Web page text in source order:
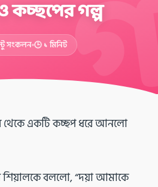
কচ্ছপের গল্প
সংকলন 🕒 ১ মিনিট
থেকে একটি কচ্ছপ ধরে আনলো
শিয়ালকে বললো, “দয়া আমাকে